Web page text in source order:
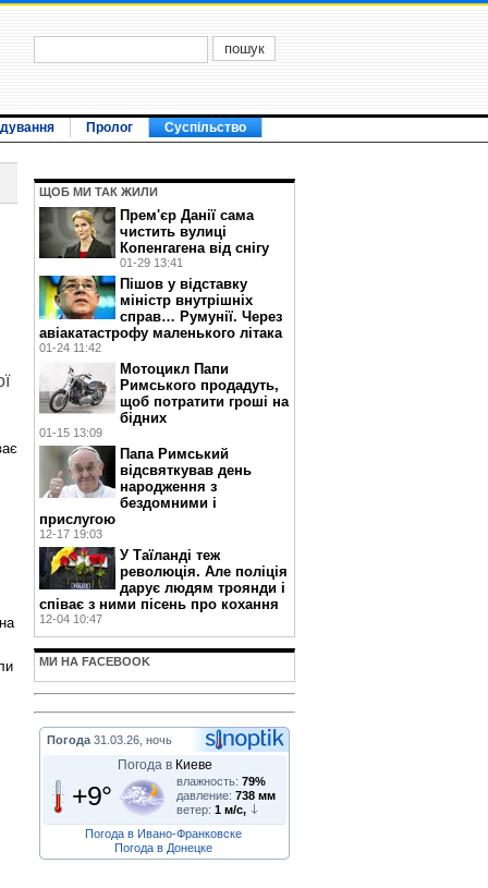
Пролог Суспільство
ЩОБ МИ ТАК ЖИЛИ
Прем'єр Данії сама
чистить вулиці
Копенгагена від снігу
01-29 13:41
Пішов у відставку
міністр внутрішніх
справ… Румунії. Через
авіакатастрофу маленького літака
01-24 11:42
Мотоцикл Папи
Римського продадуть,
щоб потратити гроші на
бідних
01-15 13:09
Папа Римський
відсвяткував день
народження з
бездомними і
прислугою
12-17 19:03
У Таїланді теж
революція. Але поліція
дарує людям троянди і
співає з ними пісень про кохання
12-04 10:47
МИ НА FACEBOOK
Погода 31.03.26, ночь
Погода в Киеве
+9° влажность: 79%
давление: 738 мм
ветер: 1 м/с,
Погода в Ивано-Франковске
Погода в Донецке